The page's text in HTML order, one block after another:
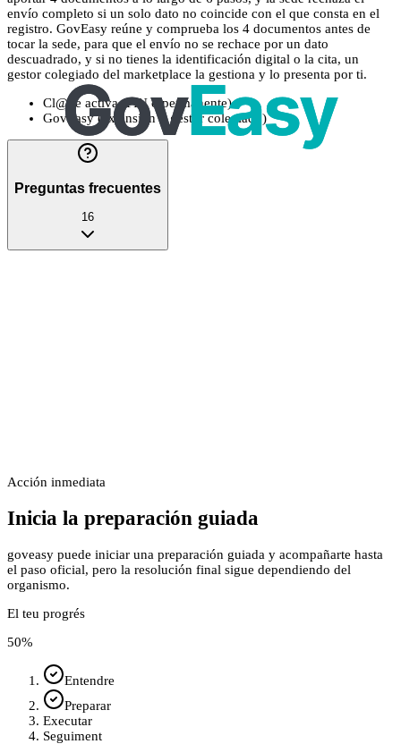
envío completo si un solo dato no coincide con el que consta en el
registro. GovEasy reúne y comprueba los 4 documentos antes de
tocar la sede, para que el envío no se rechace por un dato
descuadrado, y si no tienes la identificación digital o la cita, un
gestor colegiado del marketplace la gestiona y lo presenta por ti.
Cl@ve activa (PIN o permanente)
GovEasy (extensión + gestor colegiado)
Preguntas frecuentes
16
Acción inmediata
Inicia la preparación guiada
goveasy puede iniciar una preparación guiada y acompañarte hasta
el paso oficial, pero la resolución final sigue dependiendo del
organismo.
El teu progrés
50%
Entendre
Preparar
Executar
Seguiment